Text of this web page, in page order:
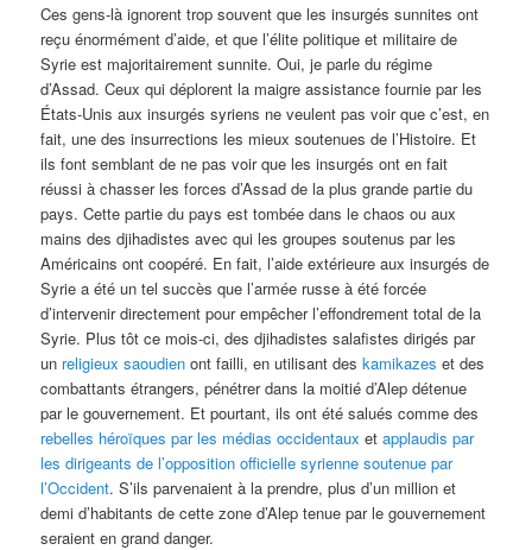
Ces gens-là ignorent trop souvent que les insurgés sunnites ont
reçu énormément d’aide, et que l’élite politique et militaire de
Syrie est majoritairement sunnite. Oui, je parle du régime
d’Assad. Ceux qui déplorent la maigre assistance fournie par les
États-Unis aux insurgés syriens ne veulent pas voir que c’est, en
fait, une des insurrections les mieux soutenues de l’Histoire. Et
ils font semblant de ne pas voir que les insurgés ont en fait
réussi à chasser les forces d’Assad de la plus grande partie du
pays. Cette partie du pays est tombée dans le chaos ou aux
mains des djihadistes avec qui les groupes soutenus par les
Américains ont coopéré. En fait, l’aide extérieure aux insurgés de
Syrie a été un tel succès que l’armée russe à été forcée
d’intervenir directement pour empêcher l’effondrement total de la
Syrie. Plus tôt ce mois-ci, des djihadistes salafistes dirigés par
un religieux saoudien ont failli, en utilisant deskamikazes et des
combattants étrangers, pénétrer dans la moitié d’Alep détenue
par le gouvernement. Et pourtant, ils ont été salués comme des
rebelles héroïques par les médias occidentaux etapplaudis par
les dirigeants de l’opposition officielle syrienne soutenue par
l’Occident. S’ils parvenaient à la prendre, plus d’un million et
demi d’habitants de cette zone d’Alep tenue par le gouvernement
seraient en grand danger.